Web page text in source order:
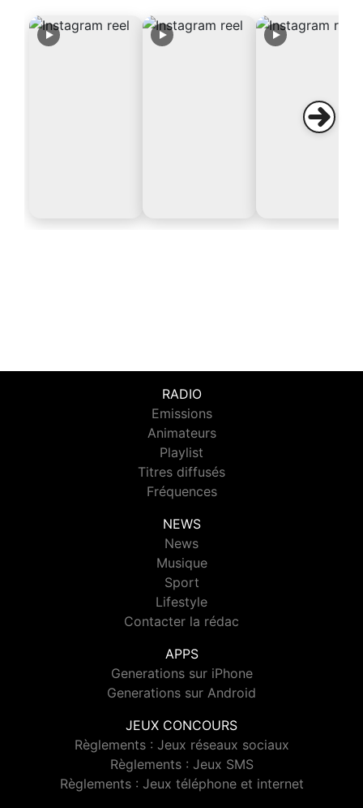
RADIO
Emissions
Animateurs
Playlist
Titres diffusés
Fréquences
NEWS
News
Musique
Sport
Lifestyle
Contacter la rédac
APPS
Generations sur iPhone
Generations sur Android
JEUX CONCOURS
Règlements : Jeux réseaux sociaux
Règlements : Jeux SMS
Règlements : Jeux téléphone et internet